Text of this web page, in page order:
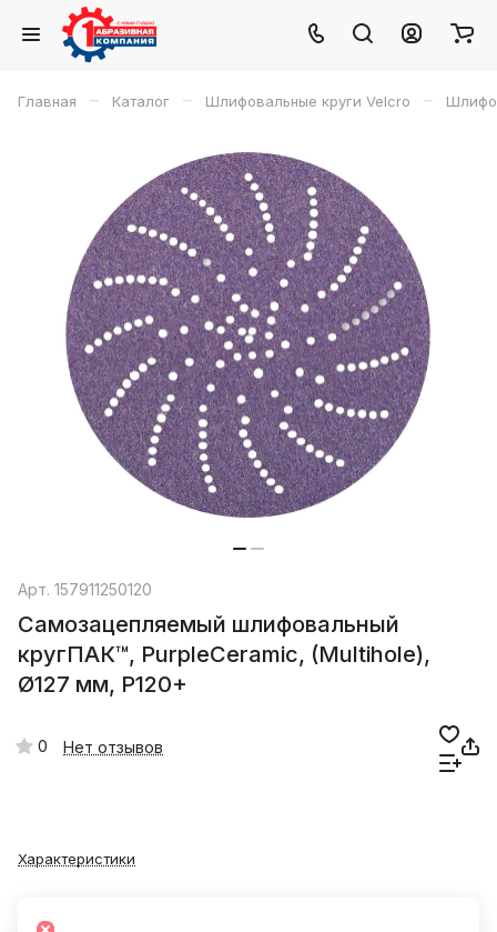
Главная – Каталог – Шлифовальные круги Velcro –
Арт. 157911250120
Самозацепляемый шлифовальный
кругПАК™, PurpleСeramic, (Multihole),
Ø127 мм, P120+
0 Нет отзывов
Характеристики